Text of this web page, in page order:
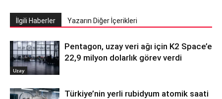
İlgili Haberler Yazarın Diğer İçerikleri
Uzay
Pentagon, uzay veri ağı için K2 Space’e
22,9 milyon dolarlık görev verdi
Türkiye’nin yerli rubidyum atomik saati